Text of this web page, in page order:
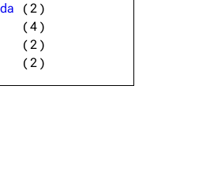
(2 )
(4 )
(2 )
(2 )